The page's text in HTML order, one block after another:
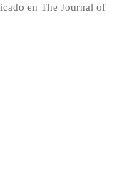
en The Journal of